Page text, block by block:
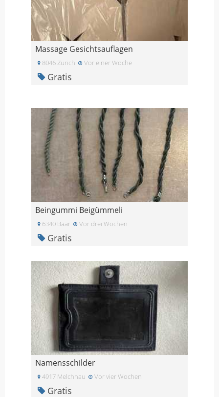
Massage Gesichtsauflagen
8046 Zürich Vor einer Woche
Gratis
Beingummi Beigümmeli
6340 Baar Vor drei Wochen
Gratis
Namensschilder
4917 Melchnau Vor vier Wochen
Gratis